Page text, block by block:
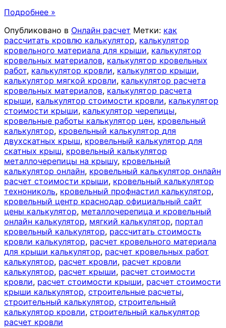
Подробнее »
Опубликовано в Онлайн расчет Метки: как
рассчитать кровлю калькулятор, калькулятор
кровельного материала для крыши, калькулятор
кровельных материалов, калькулятор кровельных
работ, калькулятор кровли, калькулятор крыши,
калькулятор мягкой кровли, калькулятор расчета
кровельных материалов, калькулятор расчета
крыши, калькулятор стоимости кровли, калькулятор
стоимости крыши, калькулятор черепицы,
кровельные работы калькулятор цен, кровельный
калькулятор, кровельный калькулятор для
двухскатных крыш, кровельный калькулятор для
скатных крыш, кровельный калькулятор
металлочерепицы на крышу, кровельный
калькулятор онлайн, кровельный калькулятор онлайн
расчет стоимости крыши, кровельный калькулятор
технониколь, кровельный профнастил калькулятор,
кровельный центр краснодар официальный сайт
цены калькулятор, металлочерепица и кровельный
онлайн калькулятор, мягкий калькулятор, портал
кровельный калькулятор, рассчитать стоимость
кровли калькулятор, расчет кровельного материала
для крыши калькулятор, расчет кровельных работ
калькулятор, расчет кровли, расчет кровли
калькулятор, расчет крыши, расчет стоимости
кровли, расчет стоимости крыши, расчет стоимости
крыши калькулятор, строительные расчеты,
строительный калькулятор, строительный
калькулятор кровли, строительный калькулятор
расчет кровли